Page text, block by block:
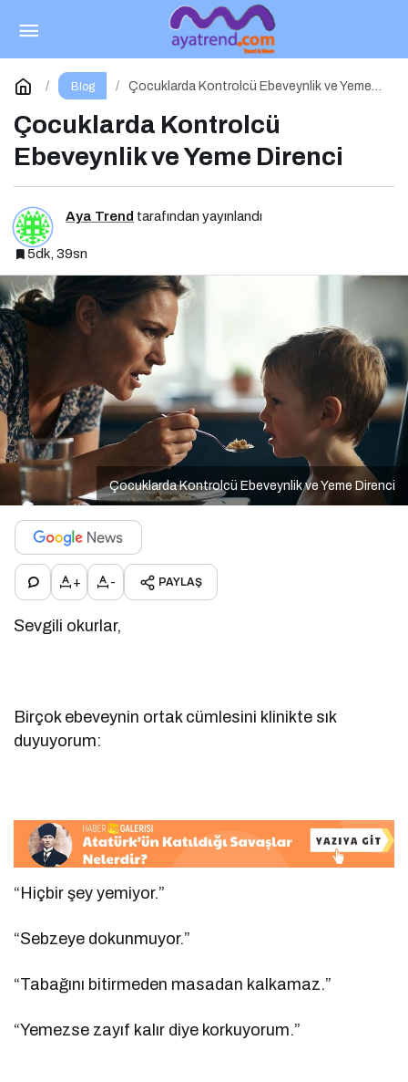
Blog
Çocuklarda Kontrolcü Ebeveynlik ve Yeme
Çocuklarda Kontrolcü
Ebeveynlik ve Yeme Direnci
Aya Trend tarafından yayınlandı
5dk, 39sn
Çocuklarda Kontrolcü Ebeveynlik ve Yeme Direnci
+ - PAYLAŞ
Sevgili okurlar,
Birçok ebeveynin ortak cümlesini klinikte sık
duyuyorum:
“Hiçbir şey yemiyor.”
“Sebzeye dokunmuyor.”
“Tabağını bitirmeden masadan kalkamaz.”
“Yemezse zayıf kalır diye korkuyorum.”
Mikrobiyota İlaçları Nasıl Etkiler?
Yorum Yap